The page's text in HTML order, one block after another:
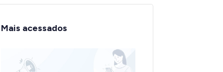
Mais acessados